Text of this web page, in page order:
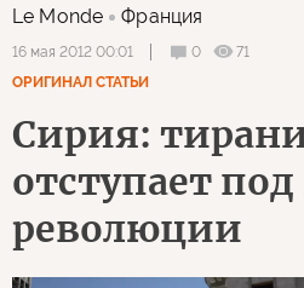
Le Monde Франция
16 мая 2012 00:01 0
71
ОРИГИНАЛ СТАТЬИ
Сирия:
отступает
революции